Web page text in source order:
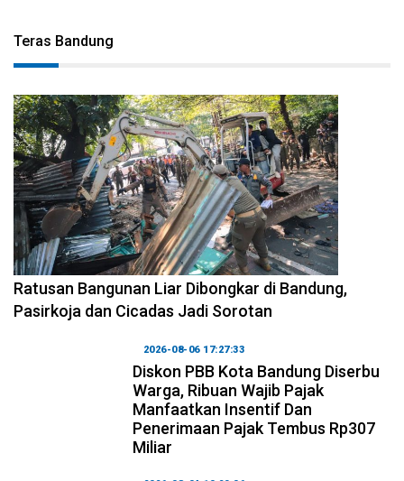
Teras Bandung
2026-08-06 17:34:08
Ratusan Bangunan Liar Dibongkar di Bandung,
Pasirkoja dan Cicadas Jadi Sorotan
2026-08-06 17:27:33
Diskon PBB Kota Bandung Diserbu
Warga, Ribuan Wajib Pajak
Manfaatkan Insentif Dan
Penerimaan Pajak Tembus Rp307
Miliar